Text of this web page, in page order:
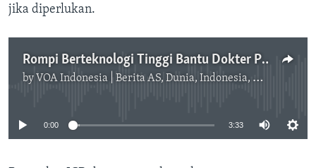
jika diperlukan.
Rompi Berteknologi Tinggi Bantu Dokter Prediksi Serangan Jantung
by VOA Indonesia | Berita AS, Dunia, Indonesia, Diaspora Indonesia di AS
No media source currently available
0:00 3:33